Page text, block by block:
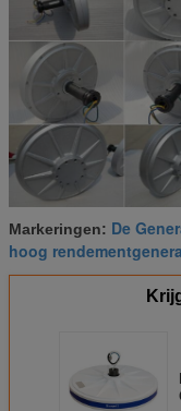
Markeringen: De
hoog